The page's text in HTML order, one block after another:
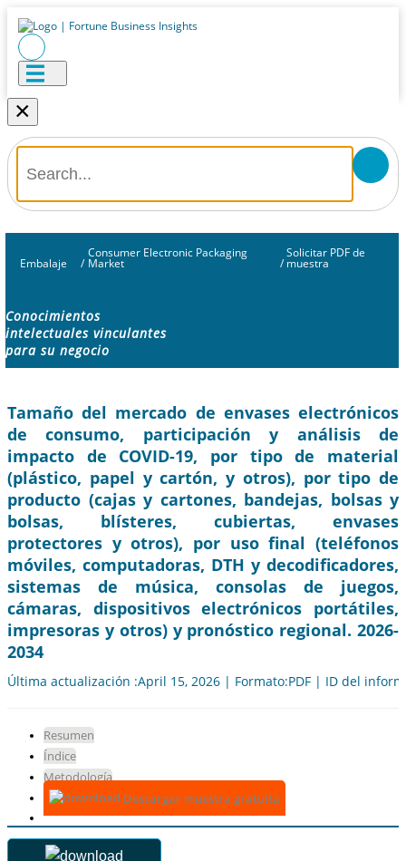
×
Embalaje /
Consumer Electronic Packaging
Market /
Solicitar PDF de
muestra
Conocimientos
intelectuales vinculantes
para su negocio
Tamaño del mercado de envases electrónicos
de consumo, participación y análisis de
impacto de COVID-19, por tipo de material
(plástico, papel y cartón, y otros), por tipo de
producto (cajas y cartones, bandejas, bolsas y
bolsas, blísteres, cubiertas, envases
protectores y otros), por uso final (teléfonos
móviles, computadoras, DTH y decodificadores,
sistemas de música, consolas de juegos,
cámaras, dispositivos electrónicos portátiles,
impresoras y otros) y pronóstico regional. 2026-
2034
Última actualización :April 15, 2026 | Formato:PDF | ID del
Resumen
Índice
Metodología
Descargar muestra gratuita